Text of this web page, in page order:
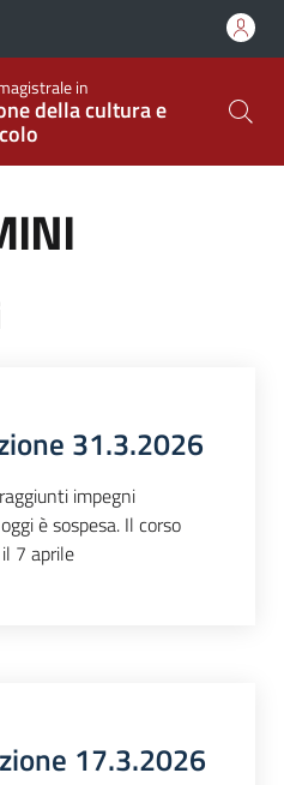
in
della cultura e
31.3.2026
impegni
è sospesa. Il corso
7 aprile
17.3.2026